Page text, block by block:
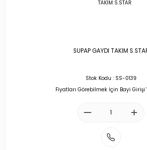
SUPAP GAYDI TAKIM
Stok Kodu : SS-0139
Fiyatları Görebilmek İçin Bayi Girişi